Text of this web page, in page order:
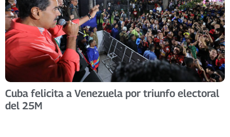
Cuba felicita a Venezuela por triunfo electoral
del 25M